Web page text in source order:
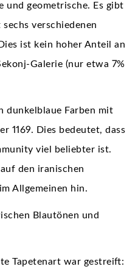
und geometrische. Es gibt
verschiedenen
ist kein hoher Anteil an
Galerie (nur etwa 7%
dunkelblaue Farben mit
1169. Dies bedeutet, dass
viel beliebter ist.
den iranischen
Allgemeinen hin.
Blautönen und
Tapetenart war gestreift: